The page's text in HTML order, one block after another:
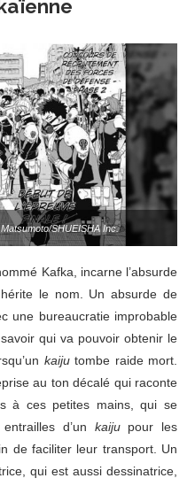
SHUEISHA Inc.
Kafka, incarne l’absurde
le nom. Un absurde de
une bureaucratie improbable
qui va pouvoir obtenir le
kaiju tombe raide mort.
au ton décalé qui raconte
à ces petites mains, qui se
d’un kaijupour les
de faciliter leur transport. Un
qui est aussi dessinatrice,